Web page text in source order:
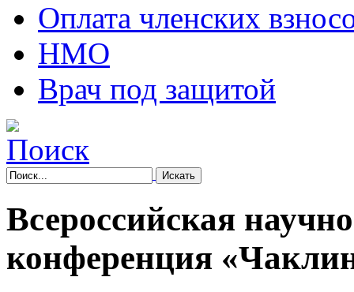
Оплата членских
НМО
Врач под защитой
Всероссийская
конференция